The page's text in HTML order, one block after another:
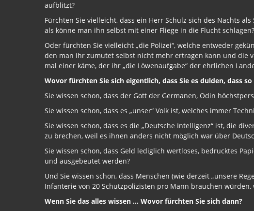
aufblitzt?
Fürchten Sie vielleicht, dass ein Herr Schulz sich des Nachts
als könne man ihn selbst mit einer Fliege in die Flucht schlagen?
Oder fürchten Sie vielleicht „die Polizei“, welche entweder
den man ihr zumutet selbst nicht mehr ertragen kann und die
mal einer käme, der ihr „die Löwenaufgabe“ der ehrlichen
Wovor fürchten Sie sich eigentlich, dass Sie es dulden, dass
Sie wissen schon, dass der Gott der Germanen, Odin
Sie wissen schon, dass es „unser“ Volk ist, welches immer
Sie wissen schon, dass es die „Deutsche Intelligenz“ ist, die
zu brechen, weil es ihnen anders nicht möglich war über
Sie wissen schon, dass Geld lediglich wertloses, bedrucktes
und ausgebeutet werden?
Und Sie wissen schon, dass Menschen (wie derzeit „unsere
Infanterie von 20 Schutzpolizisten pro Mann brauchen würden,
Wenn Sie das alles wissen … Wovor fürchten Sie sich dann?